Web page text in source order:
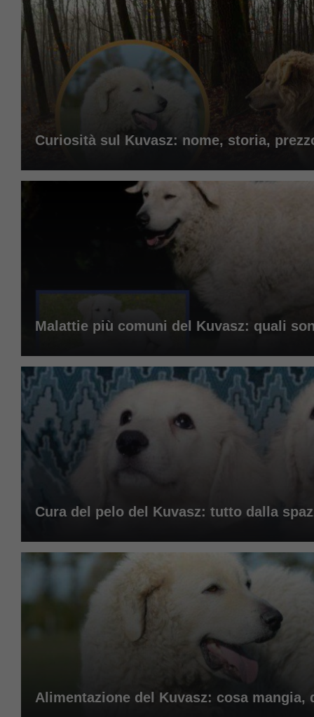
Curiosità sul Kuvasz: nome, storia,
Malattie più comuni del Kuvasz: quali
Cura del pelo del Kuvasz: tutto dalla
Alimentazione del Kuvasz: cosa